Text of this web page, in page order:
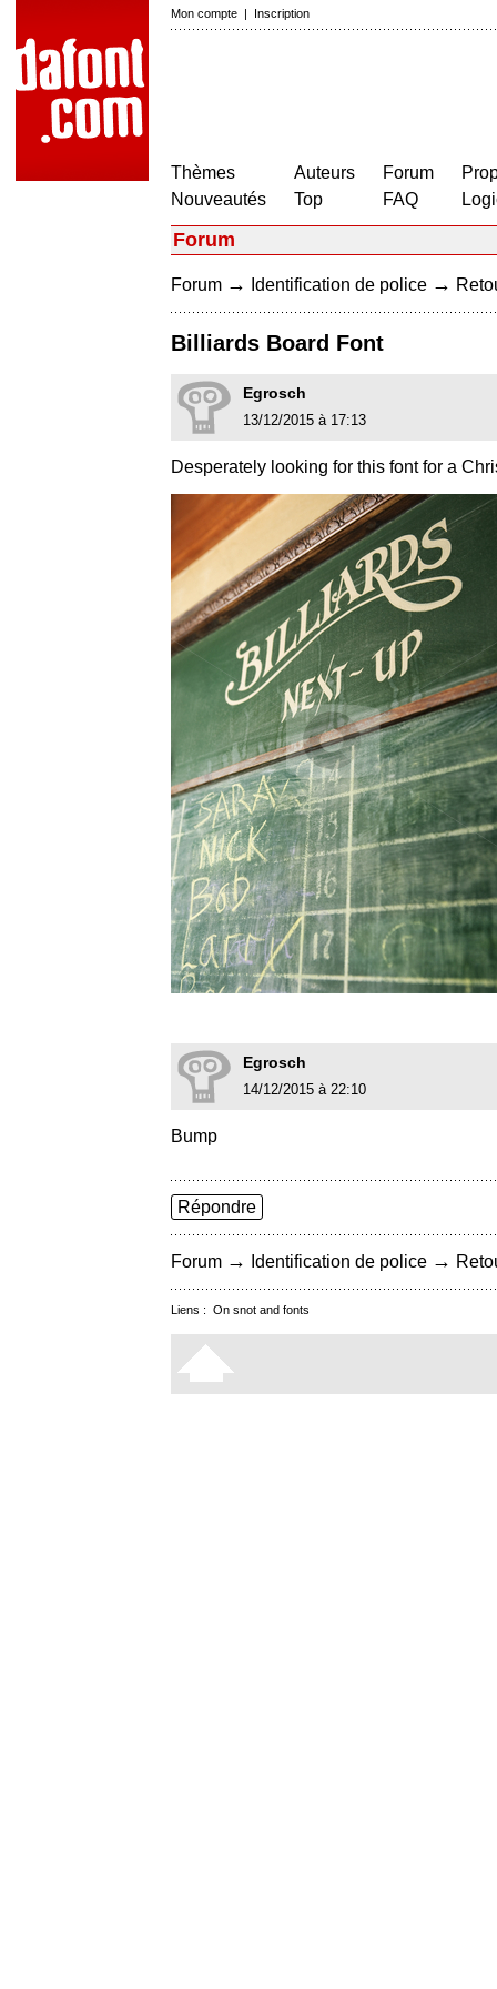
Mon compte | Inscription
Thèmes
Nouveautés
Auteurs
Top
Forum
FAQ
Forum
Forum → Identification de police →
Billiards Board Font
Egrosch
13/12/2015 à 17:13
Desperately looking for this font for a
Egrosch
14/12/2015 à 22:10
Bump
Répondre
Forum → Identification de police →
Liens : On snot and fonts